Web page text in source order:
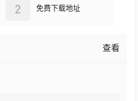
免费下载地址
2
查看